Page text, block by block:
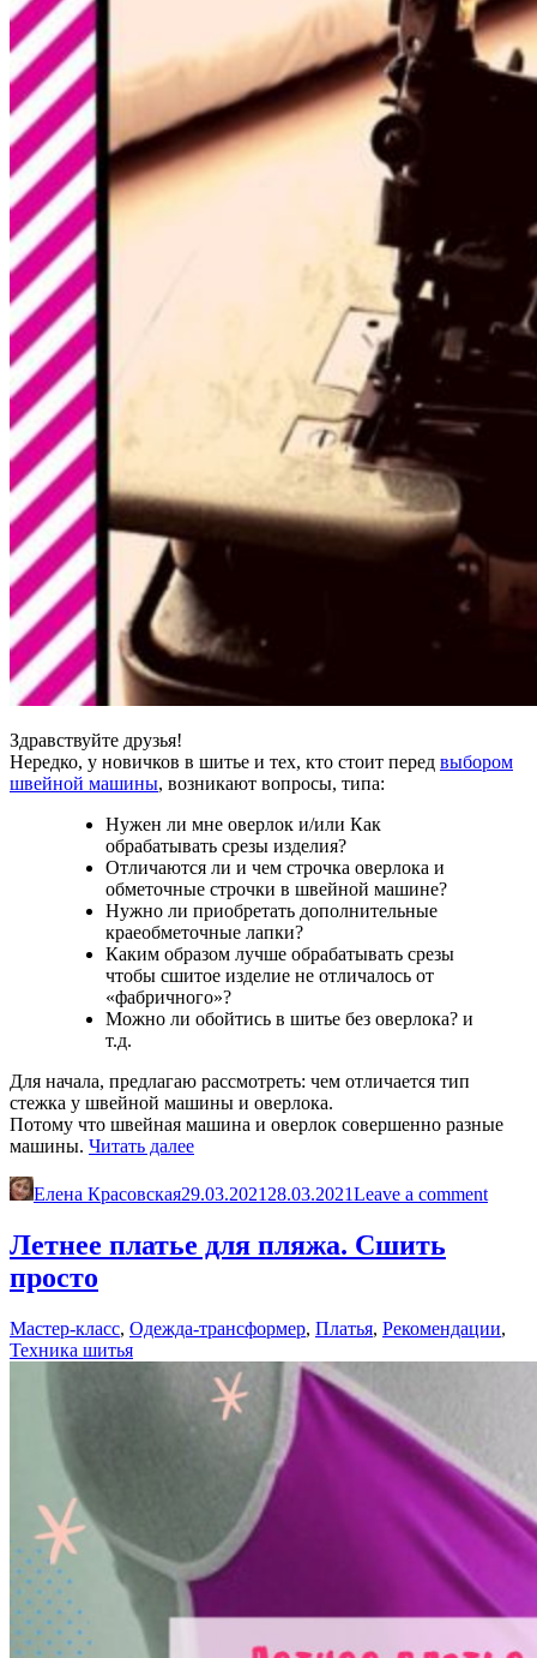
Здравствуйте друзья!
Нередко, у новичков в шитье и тех, кто стоит перед выбором
швейной машины, возникают вопросы, типа:
Нужен ли мне оверлок и/или Как
обрабатывать срезы изделия?
Отличаются ли и чем строчка оверлока и
обметочные строчки в швейной машине?
Нужно ли приобретать дополнительные
краеобметочные лапки?
Каким образом лучше обрабатывать срезы
чтобы сшитое изделие не отличалось от
«фабричного»?
Можно ли обойтись в шитье без оверлока? и
т.д.
Для начала, предлагаю рассмотреть: чем отличается тип
стежка у швейной машины и оверлока.
Потому что швейная машина и оверлок совершенно разные
машины. Читать далее«Нужен
оверлок
при
и
Елена Красовская29.03.2021 28.03.2021Leave a comment
Летнее платье для пляжа. Сшить
просто
Мастер-класс, Одежда-трансформер, Платья, Рекомендации,
Техника шитья